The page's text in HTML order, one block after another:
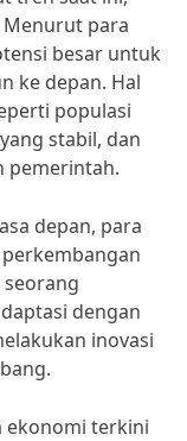
para
besar untuk
ke depan. Hal
populasi
stabil, dan
pemerintah.
depan, para
dengan
inovasi
ekonomi terkini